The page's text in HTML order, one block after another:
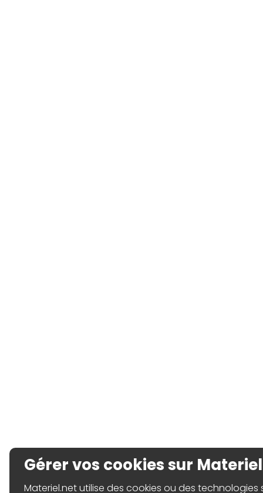
Gérer vos cookies sur
Materiel.net utilise des cookies ou des technologies